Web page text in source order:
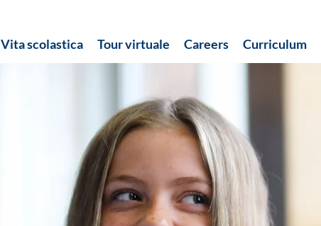
Vita scolastica Tour virtuale Careers Curriculum
Notizie recenti